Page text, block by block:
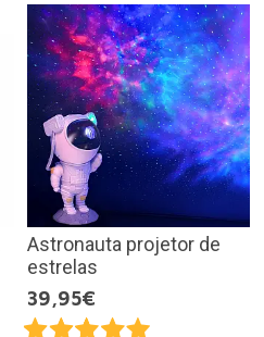
Astronauta projetor de
estrelas
39,95€